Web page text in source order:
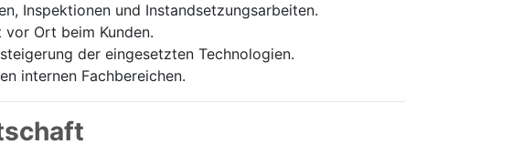
Inspektionen und Instandsetzungsarbeiten.
Ort beim Kunden.
der eingesetzten Technologien.
internen Fachbereichen.